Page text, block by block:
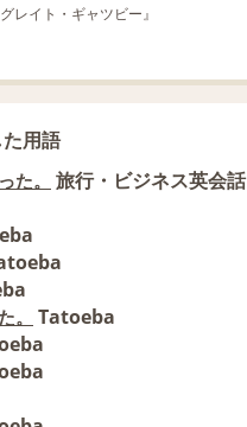
レイト・ギャツビー』
用語
た。
旅行・ビジネス英会話
。 Tatoeba